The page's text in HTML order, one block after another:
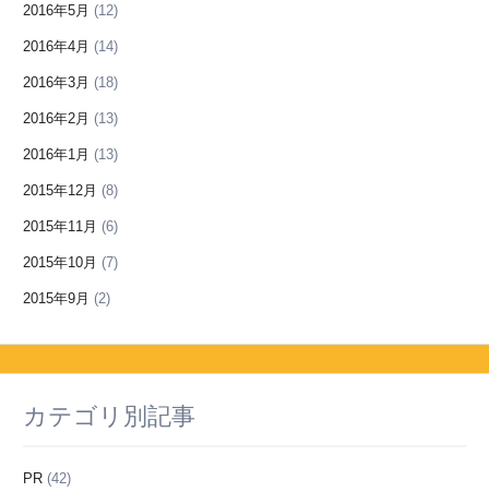
2016年5月 (12)
2016年4月 (14)
2016年3月 (18)
2016年2月 (13)
2016年1月 (13)
2015年12月 (8)
2015年11月 (6)
2015年10月 (7)
2015年9月 (2)
カテゴリ別記事
PR (42)